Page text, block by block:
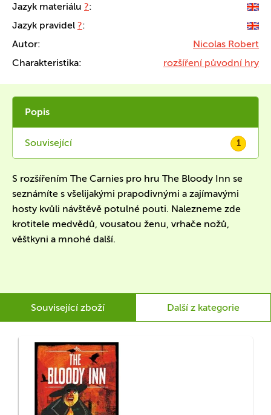
Jazyk materiálu ?:
Jazyk pravidel ?:
Autor:
Nicolas Robert
Charakteristika:
rozšíření původní hry
Popis
Související 1
S rozšířením The Carnies pro hru The Bloody Inn se
seznámíte s všelijakými prapodivnými a zajímavými
hosty kvůli návštěvě potulné pouti. Nalezneme zde
krotitele medvědů, vousatou ženu, vrhače nožů,
věštkyni a mnohé další.
Související zboží Další z kategorie